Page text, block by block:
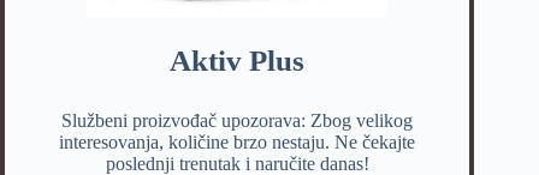
Aktiv Plus
Službeni proizvođač upozorava: Zbog velikog
interesovanja, količine brzo nestaju. Ne čekajte
poslednji trenutak i naručite danas!